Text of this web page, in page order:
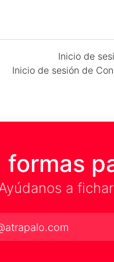
Inicio de
Inicio de sesión de
formas
a